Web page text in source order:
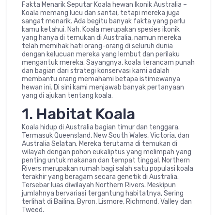
Fakta Menarik Seputar Koala hewan Ikonik Australia –
Koala memang lucu dan santai, tetapi mereka juga
sangat menarik. Ada begitu banyak fakta yang perlu
kamu ketahui. Nah, Koala merupakan spesies ikonik
yang hanya di temukan di Australia, namun mereka
telah memihak hati orang-orang di seluruh dunia
dengan kelucuan mereka yang lembut dan perilaku
mengantuk mereka. Sayangnya, koala terancam punah
dan bagian dari strategi konservasi kami adalah
membantu orang memahami betapa istimewanya
hewan ini. Di sini kami menjawab banyak pertanyaan
yang di ajukan tentang koala.
1. Habitat Koala
Koala hidup di Australia bagian timur dan tenggara.
Termasuk Queensland, New South Wales, Victoria, dan
Australia Selatan. Mereka terutama di temukan di
wilayah dengan pohon eukaliptus yang melimpah yang
penting untuk makanan dan tempat tinggal. Northern
Rivers merupakan rumah bagi salah satu populasi koala
terakhir yang beragam secara genetik di Australia.
Tersebar luas diwilayah Northern Rivers. Meskipun
jumlahnya bervariasi tergantung habitatnya, Sering
terlihat di Bailina, Byron, Lismore, Richmond, Valley dan
Tweed.